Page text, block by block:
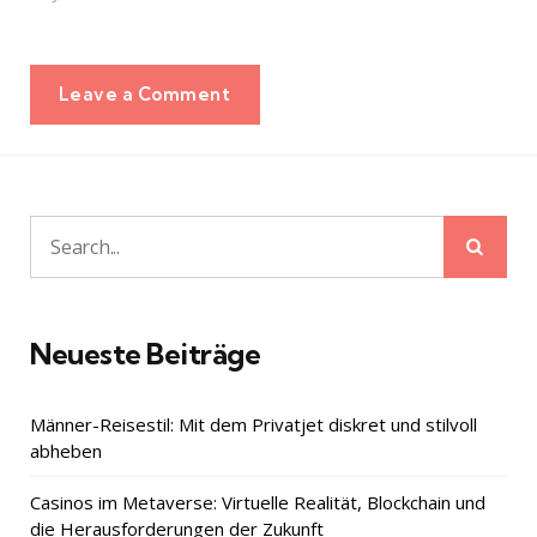
Leave a Comment
Search
for:
Neueste Beiträge
Männer-Reisestil: Mit dem Privatjet diskret und stilvoll
abheben
Casinos im Metaverse: Virtuelle Realität, Blockchain und
die Herausforderungen der Zukunft